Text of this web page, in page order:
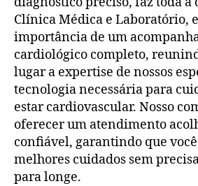
Clínica Médica e Laboratório,
importância de um
cardiológico completo,
lugar a expertise de nossos
tecnologia necessária para
estar cardiovascular. Nosso
oferecer um atendimento
confiável, garantindo que você
melhores cuidados sem
para longe.